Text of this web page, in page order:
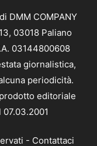
DMM COMPANY
03018 Paliano
03144800608
giornalistica,
periodicità.
editoriale
- Contattaci